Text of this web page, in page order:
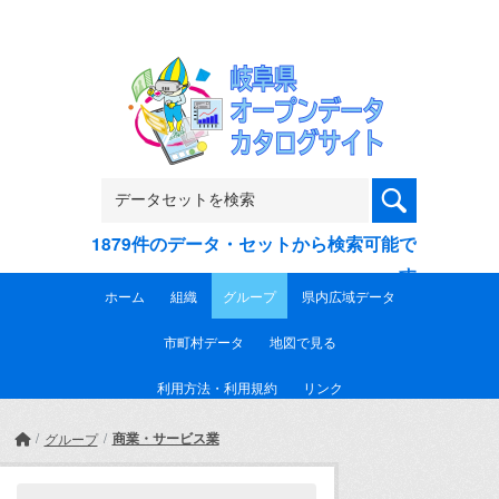
1879件のデータ・セットから検索可能で
す
ホーム 組織 グループ 県内広域データ
市町村データ 地図で見る
利用方法・利用規約 リンク
グループ 商業・サービス業